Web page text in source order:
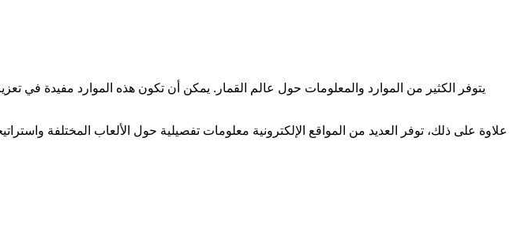
يتوفر الكثير من الموارد والمعلومات حول عالم القمار. يمكن أن تكون هذه الموارد مفيدة في
علاوة على ذلك، توفر العديد من المواقع الإلكترونية معلومات تفصيلية حول الألعاب المختلفة